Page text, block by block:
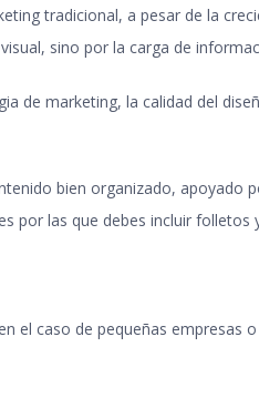
tradicional, a pesar de la
sino por la carga de
de marketing, la calidad del
bien organizado, apoyado
por las que debes incluir
el caso de pequeñas empresas